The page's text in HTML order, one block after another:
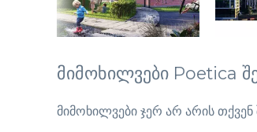
მიმოხილვები Poetica
მიმოხილვები ჯერ არ არის